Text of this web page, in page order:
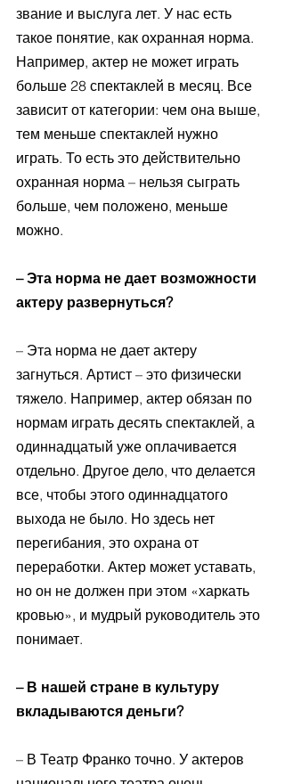
звание и выслуга лет. У нас есть
такое понятие, как охранная норма.
Например, актер не может играть
больше 28 спектаклей в месяц. Все
зависит от категории: чем она выше,
тем меньше спектаклей нужно
играть. То есть это действительно
охранная норма – нельзя сыграть
больше, чем положено, меньше
можно.
– Эта норма не дает возможности
актеру развернуться?
– Эта норма не дает актеру
загнуться. Артист – это физически
тяжело. Например, актер обязан по
нормам играть десять спектаклей, а
одиннадцатый уже оплачивается
отдельно. Другое дело, что делается
все, чтобы этого одиннадцатого
выхода не было. Но здесь нет
перегибания, это охрана от
переработки. Актер может уставать,
но он не должен при этом «харкать
кровью», и мудрый руководитель это
понимает.
– В нашей стране в культуру
вкладываются деньги?
– В Театр Франко точно. У актеров